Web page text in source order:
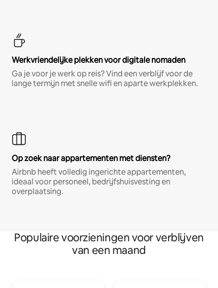
Werkvriendelijke plekken voor digitale nomaden
Ga je voor je werk op reis? Vind een verblijf voor de
lange termijn met snelle wifi en aparte werkplekken.
Op zoek naar appartementen met diensten?
Airbnb heeft volledig ingerichte appartementen,
ideaal voor personeel, bedrijfshuisvesting en
overplaatsing.
Populaire voorzieningen voor verblijven
van een maand